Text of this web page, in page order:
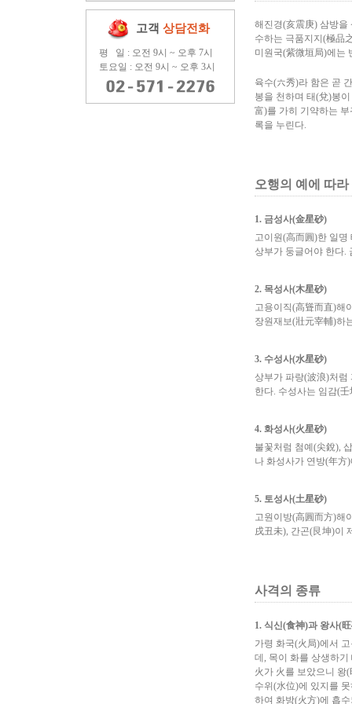
고객 상담전화
평 일 : 오전 9시 ~ 오후 7시
토요일 : 오전 9시 ~ 오후 3시
해진경(亥震庚) 삼방을
수하는 극품지지(極品
미원국(紫微垣局)에는
육수(六秀)라 함은 곧
봉을 천하며 태(兌)봉
富)를 가히 기약하는
록을 누린다.
오행의 예에 따
1. 금성사(金星砂)
고이원(高而圓)한 일
상부가 둥글어야 한다.
2. 목성사(木星砂)
고용이직(高聳而直)해
장원재보(壯元宰輔)하
3. 수성사(水星砂)
상부가 파랑(波浪)처럼
한다. 수성사는 임감(
4. 화성사(火星砂)
불꽃처럼 첨예(尖銳),
나 화성사가 연방(年方
5. 토성사(土星砂)
고원이방(高圓而方)해
戌丑未), 간곤(艮坤)이
사격의 종류
1. 식신(食神)과 왕사(
가령 화국(火局)에서
데, 목이 화를 상생하
火가 火를 보았으니 왕
수위(水位)에 있지를
하여 화방(火方)에 흡